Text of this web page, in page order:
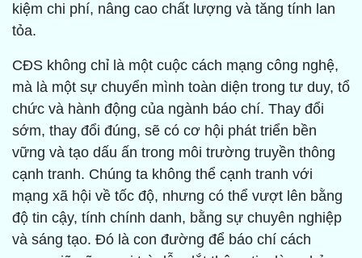
kiệm chi phí, nâng cao chất lượng và tăng tính lan
tỏa.
CĐS không chỉ là một cuộc cách mạng công nghệ,
mà là một sự chuyển mình toàn diện trong tư duy, tổ
chức và hành động của ngành báo chí. Thay đổi
sớm, thay đổi đúng, sẽ có cơ hội phát triển bền
vững và tạo dấu ấn trong môi trường truyền thông
cạnh tranh. Chúng ta không thể cạnh tranh với
mạng xã hội về tốc độ, nhưng có thể vượt lên bằng
độ tin cậy, tính chính danh, bằng sự chuyên nghiệp
và sáng tạo. Đó là con đường để báo chí cách